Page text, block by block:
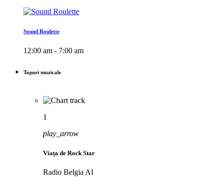
Sound Roulette
12:00 am - 7:00 am
Topuri muzicale
1
play_arrow
Viața de Rock Star
Radio Belgia AI